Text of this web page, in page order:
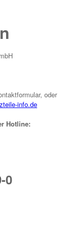
oder
info.de
Hotline:
0